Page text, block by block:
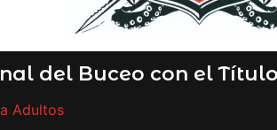
del Buceo con el
Adultos